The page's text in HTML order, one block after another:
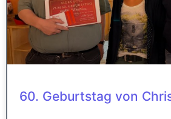
60. Geburtstag von